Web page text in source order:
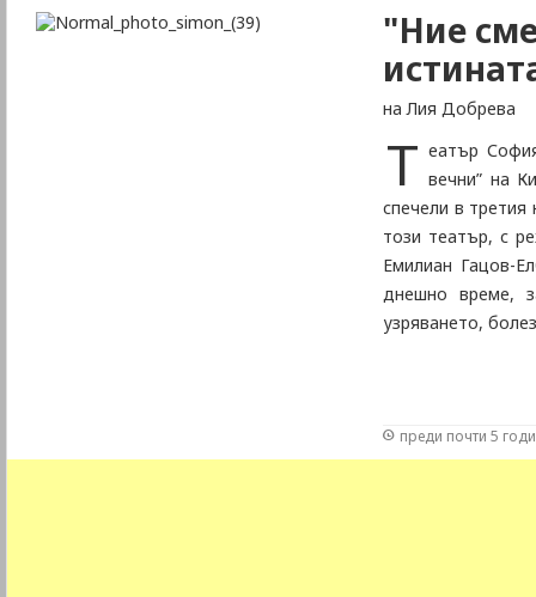
"Ние
на Лия Добрева
Т еатър
вечни” на
спечели в третия
този театър, с
Емилиан Гацов-
днешно време,
узряването,
преди почти 5